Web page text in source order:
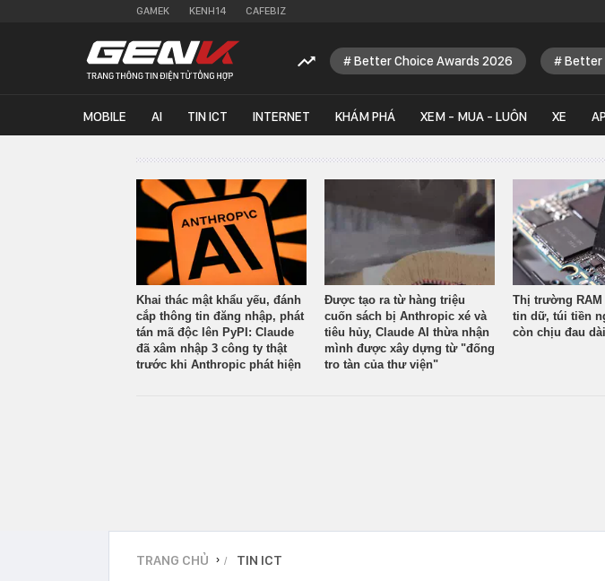
GAMEK KENH14 CAFEBIZ
Better Choice Awards 2026 Better
MOBILE AI TIN ICT INTERNET KHÁM PHÁ XEM - MUA - LUÔN XE
Khai thác mật khẩu yếu, đánh
cắp thông tin đăng nhập, phát
tán mã độc lên PyPI: Claude
đã xâm nhập 3 công ty thật
trước khi Anthropic phát hiện
Được tạo ra từ hàng triệu
cuốn sách bị Anthropic xé và
tiêu hủy, Claude AI thừa nhận
mình được xây dựng từ "đống
tro tàn của thư viện"
Thị trường
tin dữ, túi tiền
còn chịu đau
TRANG CHỦ › TIN ICT